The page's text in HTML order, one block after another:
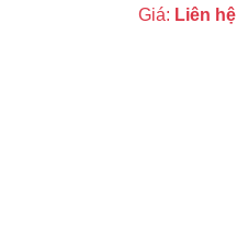
Giá: Liên hệ